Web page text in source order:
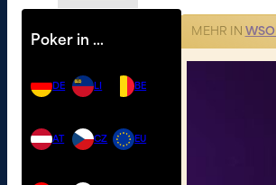
Poker in …
DE
AT
LI
CZ
BE
EU
MEHR IN